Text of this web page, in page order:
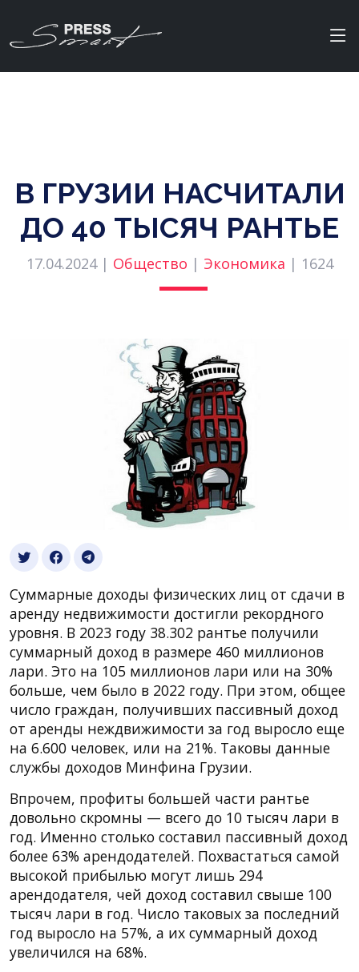
В ГРУЗИИ НАСЧИТАЛИ
ДО 40 ТЫСЯЧ РАНТЬЕ
17.04.2024 | Общество | Экономика | 1624
Суммарные доходы физических лиц от сдачи в
аренду недвижимости достигли рекордного
уровня. В 2023 году 38.302 рантье получили
суммарный доход в размере 460 миллионов
лари. Это на 105 миллионов лари или на 30%
больше, чем было в 2022 году. При этом, общее
число граждан, получивших пассивный доход
от аренды неждвижимости за год выросло еще
на 6.600 человек, или на 21%. Таковы данные
службы доходов Минфина Грузии.
Впрочем, профиты большей части рантье
довольно скромны — всего до 10 тысяч лари в
год. Именно столько составил пассивный доход
более 63% арендодателей. Похвастаться самой
высокой прибылью могут лишь 294
арендодателя, чей доход составил свыше 100
тысяч лари в год. Число таковых за последний
год выросло на 57%, а их суммарный доход
увеличился на 68%.